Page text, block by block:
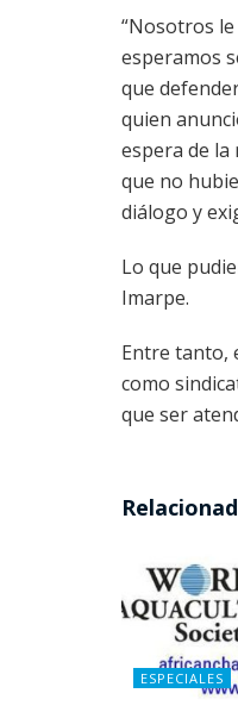
“Nosotros
esperamos
que
quien
espera de la
que no
diálogo y
Lo que
Imarpe.
Entre tanto,
como
que ser
ESPECIALES